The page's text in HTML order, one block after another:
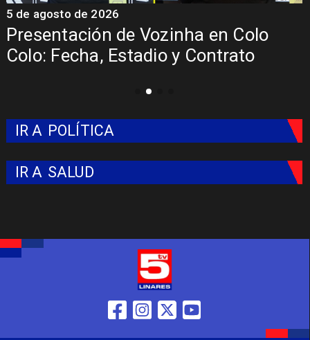
Presentación de Vozinha en Colo
Colo: Fecha, Estadio y Contrato
5 de agosto de 2026
IR A POLÍTICA
IR A SALUD